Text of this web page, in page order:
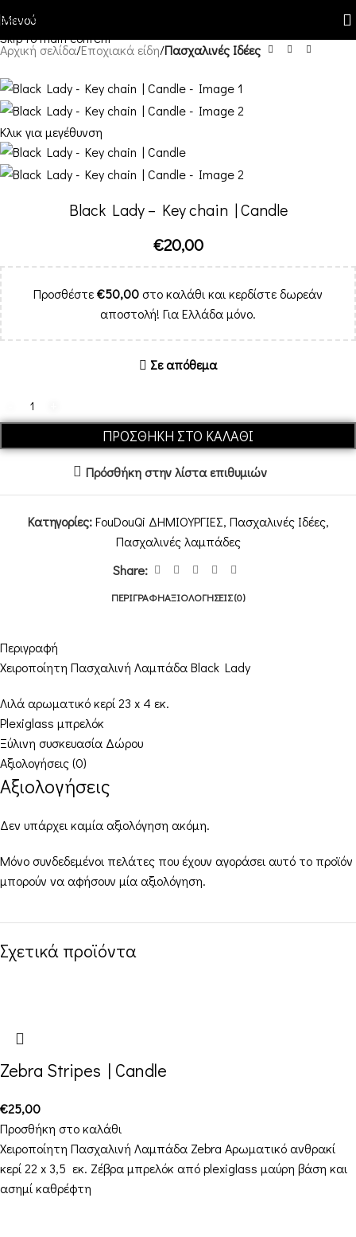
Skip to navigation
Skip to main content
Μενού
Αρχική σελίδα Εποχιακά είδη Πασχαλινές Ιδέες
Κλικ για μεγέθυνση
Black Lady – Key chain | Candle
€20,00
Προσθέστε€50,00στο καλάθι και κερδίστε δωρεάν
αποστολή! Για Ελλάδα μόνο.
Σε απόθεμα
ΠΡΟΣΘΉΚΗ ΣΤΟ ΚΑΛΆΘΙ
Πρόσθήκη στην λίστα επιθυμιών
Κατηγορίες: FouDouQi ΔΗΜΙΟΥΡΓΙΕΣ, Πασχαλινές Ιδέες,
Πασχαλινές λαμπάδες
Share:
ΠΕΡΙΓΡΑΦΉΑΞΙΟΛΟΓΉΣΕΙΣ (0)
Περιγραφή
Χειροποίητη Πασχαλινή Λαμπάδα Black Lady
Λιλά αρωματικό κερί 23 x 4 εκ.
Plexiglass μπρελόκ
Ξύλινη συσκευασία Δώρου
Αξιολογήσεις (0)
Αξιολογήσεις
Δεν υπάρχει καμία αξιολόγηση ακόμη.
Μόνο συνδεδεμένοι πελάτες που έχουν αγοράσει αυτό το προϊόν
μπορούν να αφήσουν μία αξιολόγηση.
Σχετικά προϊόντα
Zebra Stripes | Candle
€25,00
Προσθήκη στο καλάθι
Χειροποίητη Πασχαλινή Λαμπάδα Zebra Αρωματικό ανθρακί
κερί 22 x 3,5 εκ. Ζέβρα μπρελόκ από plexiglass μαύρη βάση και
ασημί καθρέφτη